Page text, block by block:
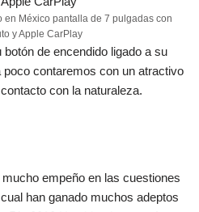
en México pantalla de 7 pulgadas con
y Apple CarPlay
de encendido ligado a su
poco contaremos con un atractivo
con la naturaleza.
empeño en las cuestiones
han ganado muchos adeptos